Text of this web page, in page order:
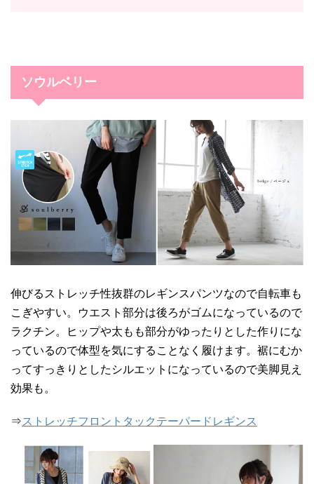
ソウルベリー
伸びるストレッチ性抜群のレギンスパンツなので自転車も
こぎやすい。ウエスト部分は後ろがゴムになっているので
ラクチン。ヒップや太もも部分がゆったりとした作りにな
っているので体型を気にすることなく履けます。裾にむか
ってすっきりとしたシルエットになっているので美脚見え
効果も。
⇒ストレッチフロントタックテーパードレギンス